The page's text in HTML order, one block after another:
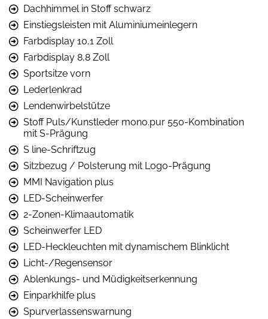
Dachhimmel in Stoff schwarz
Einstiegsleisten mit Aluminiumeinlegern
Farbdisplay 10,1 Zoll
Farbdisplay 8,8 Zoll
Sportsitze vorn
Lederlenkrad
Lendenwirbelstütze
Stoff Puls/Kunstleder mono.pur 550-Kombination
mit S-Prägung
S line-Schriftzug
Sitzbezug / Polsterung mit Logo-Prägung
MMI Navigation plus
LED-Scheinwerfer
2-Zonen-Klimaautomatik
Scheinwerfer LED
LED-Heckleuchten mit dynamischem Blinklicht
Licht-/Regensensor
Ablenkungs- und Müdigkeitserkennung
Einparkhilfe plus
Spurverlassenswarnung